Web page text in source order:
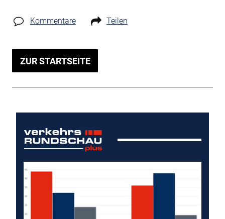
Kommentare Teilen
ZUR STARTSEITE